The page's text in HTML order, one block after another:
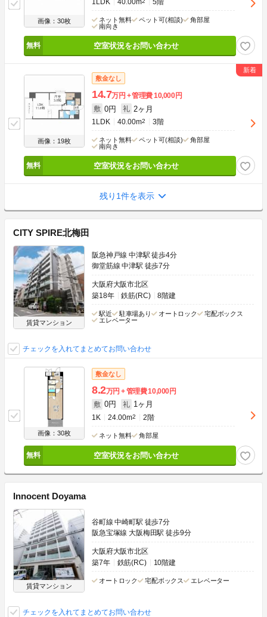
画像：30枚
1LDK 40.00m 5階
ネット無料 ペット可(相談)
角部屋
南向き
空室状況をお問い合わせ
画像：19枚
敷金なし
14.7万円 管理費10,000円
敷 0円 礼 2ヶ月
1LDK 40.00m2 3階
ネット無料 ペット可(相談)
角部屋
南向き
空室状況をお問い合わせ
残り1件を表示
CITY SPIRE北梅田
賃貸マンション
阪急神戸線 中津駅 徒歩4分
御堂筋線 中津駅 徒歩7分
大阪府大阪市北区
築18年
鉄筋(RC) 8階建
駅近 駐車場あり オートロック
宅配ボックス
エレベーター
チェックを入れてまとめてお問い合わせ
画像：30枚
敷金なし
8.2万円 管理費10,000円
敷 0円 礼 1ヶ月
1K 24.00m2 2階
ネット無料 角部屋
空室状況をお問い合わせ
Innocent Doyama
賃貸マンション
谷町線 中崎町駅 徒歩7分
阪急宝塚線 大阪梅田駅 徒歩9分
大阪府大阪市北区
築7年
鉄筋(RC) 10階建
オートロック 宅配ボックス エレベーター
チェックを入れてまとめてお問い合わせ